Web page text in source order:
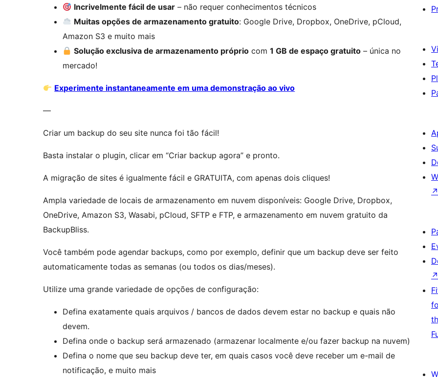
Incrivelmente fácil de usar – não requer conhecimentos técnicos
Muitas opções de armazenamento gratuito: Google Drive, Dropbox, OneDrive, pCloud,
Amazon S3 e muito mais
Solução exclusiva de armazenamento próprio com1 GB de espaço gratuito – única no
mercado!
Experimente instantaneamente em uma demonstração ao vivo
—
Criar um backup do seu site nunca foi tão fácil!
Basta instalar o plugin, clicar em “Criar backup agora” e pronto.
A migração de sites é igualmente fácil e GRATUITA, com apenas dois cliques!
Ampla variedade de locais de armazenamento em nuvem disponíveis: Google Drive, Dropbox,
OneDrive, Amazon S3, Wasabi, pCloud, SFTP e FTP, e armazenamento em nuvem gratuito da
BackupBliss.
Você também pode agendar backups, como por exemplo, definir que um backup deve ser feito
automaticamente todas as semanas (ou todos os dias/meses).
Utilize uma grande variedade de opções de configuração:
Defina exatamente quais arquivos / bancos de dados devem estar no backup e quais não
devem.
Defina onde o backup será armazenado (armazenar localmente e/ou fazer backup na nuvem)
Defina o nome que seu backup deve ter, em quais casos você deve receber um e-mail de
notificação, e muito mais
↗
↗